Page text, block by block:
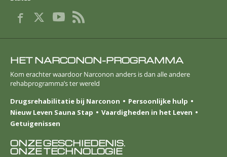
HET NARCONON-PROGRAMMA
Kom erachter waardoor Narconon anders is dan alle andere
rehabprogramma’s ter wereld
Drugsrehabilitatie bij Narconon
Persoonlijke hulp
Nieuw Leven Sauna Stap
Vaardigheden in het Leven
Getuigenissen
ONZE GESCHIEDENIS.
ONZE TECHNOLOGIE